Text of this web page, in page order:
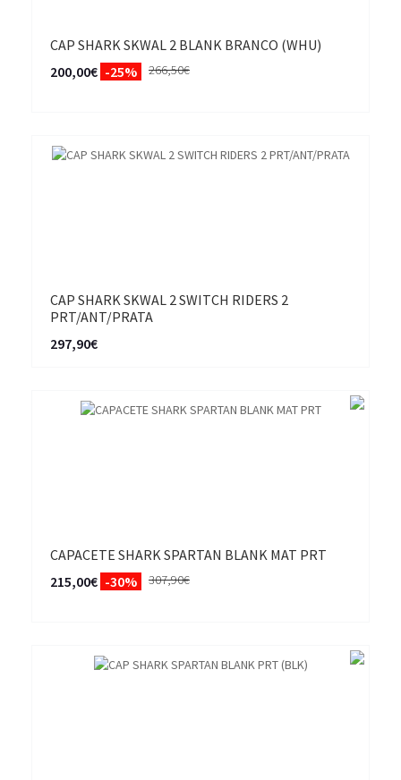
CAP SHARK SKWAL 2 BLANK BRANCO (WHU)
200,00€ -25% 266,50€
CAP SHARK SKWAL 2 SWITCH RIDERS 2
PRT/ANT/PRATA
297,90€
CAPACETE SHARK SPARTAN BLANK MAT PRT
215,00€ -30% 307,90€